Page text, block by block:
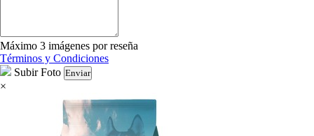
Máximo 3 imágenes por reseña
Términos y Condiciones
Subir Foto Enviar
×